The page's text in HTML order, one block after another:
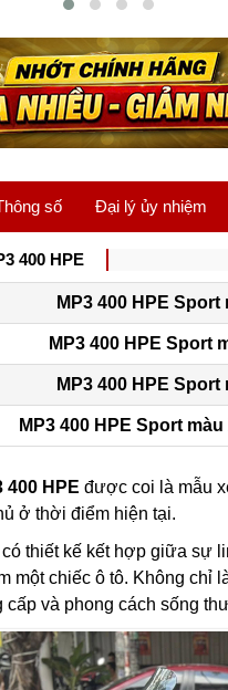
số Đại lý ủy nhiệm
400 HPE
MP3 400 HPE Sport
MP3 400 HPE Sport
MP3 400 HPE Sport
MP3 400 HPE Sport
400 HPE được coi là mẫu
ở thời điểm hiện tại.
có thiết kế kết hợp giữa sự
một chiếc ô tô. Không
cấp và phong cách sống